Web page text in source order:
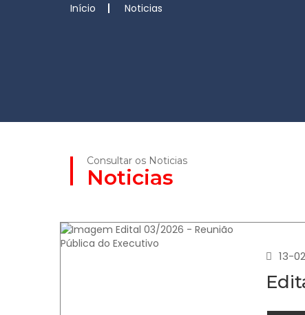
Início Noticias
Consultar os Noticias
Noticias
13-